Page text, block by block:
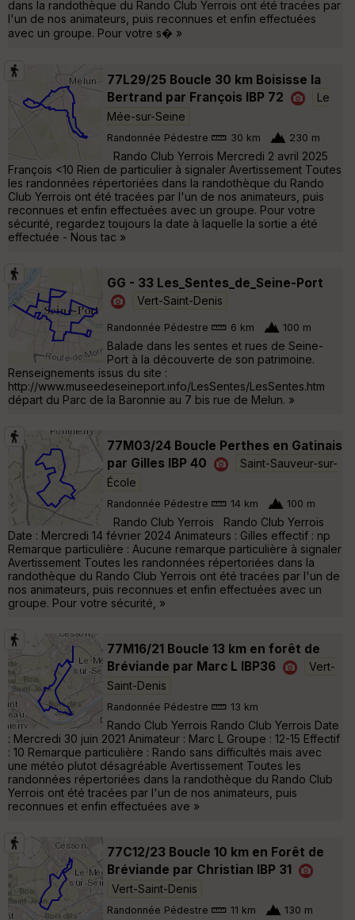
dans la randothèque du Rando Club Yerrois ont été tracées par
l'un de nos animateurs, puis reconnues et enfin effectuées
avec un groupe. Pour votre s� »
77L29/25 Boucle 30 km Boisisse la
Bertrand par François IBP 72
Le
Mée-sur-Seine
Randonnée Pédestre 30 km 230 m
Rando Club Yerrois Mercredi 2 avril 2025
François <10 Rien de particulier à signaler Avertissement Toutes
les randonnées répertoriées dans la randothèque du Rando
Club Yerrois ont été tracées par l'un de nos animateurs, puis
reconnues et enfin effectuées avec un groupe. Pour votre
sécurité, regardez toujours la date à laquelle la sortie a été
effectuée - Nous tac »
GG - 33 Les_Sentes_de_Seine-Port
Vert-Saint-Denis
Randonnée Pédestre 6 km 100 m
Balade dans les sentes et rues de Seine-
Port à la découverte de son patrimoine.
Renseignements issus du site :
http://www.museedeseineport.info/LesSentes/LesSentes.htm
départ du Parc de la Baronnie au 7 bis rue de Melun. »
77M03/24 Boucle Perthes en Gatinais
par Gilles IBP 40
Saint-Sauveur-sur-
École
Randonnée Pédestre 14 km 100 m
Rando Club Yerrois Rando Club Yerrois
Date : Mercredi 14 février 2024 Animateurs : Gilles effectif : np
Remarque particulière : Aucune remarque particulière à signaler
Avertissement Toutes les randonnées répertoriées dans la
randothèque du Rando Club Yerrois ont été tracées par l'un de
nos animateurs, puis reconnues et enfin effectuées avec un
groupe. Pour votre sécurité, »
77M16/21 Boucle 13 km en forêt de
Bréviande par Marc L IBP36
Vert-
Saint-Denis
Randonnée Pédestre 13 km
Rando Club Yerrois Rando Club Yerrois Date
: Mercredi 30 juin 2021 Animateur : Marc L Groupe : 12-15 Effectif
: 10 Remarque particulière : Rando sans difficultés mais avec
une météo plutot désagréable Avertissement Toutes les
randonnées répertoriées dans la randothèque du Rando Club
Yerrois ont été tracées par l'un de nos animateurs, puis
reconnues et enfin effectuées ave »
77C12/23 Boucle 10 km en Forêt de
Bréviande par Christian IBP 31
Vert-Saint-Denis
Randonnée Pédestre 11 km 130 m